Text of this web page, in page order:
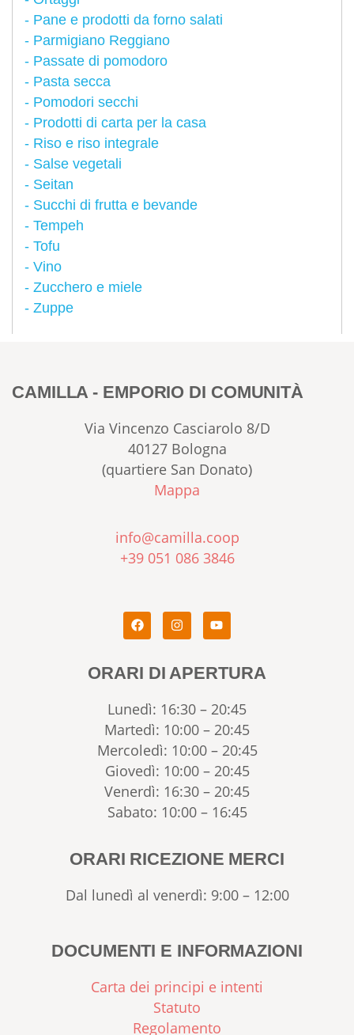
Pane e prodotti da forno salati
Parmigiano Reggiano
Passate di pomodoro
Pasta secca
Pomodori secchi
Prodotti di carta per la casa
Riso e riso integrale
Salse vegetali
Seitan
Succhi di frutta e bevande
Tempeh
Tofu
Vino
Zucchero e miele
Zuppe
CAMILLA - EMPORIO DI COMUNITÀ
Via Vincenzo Casciarolo 8/D
40127 Bologna
(quartiere San Donato)
Mappa
info@camilla.coop
+39 051 086 3846
ORARI DI APERTURA
Lunedì: 16:30 – 20:45
Martedì: 10:00 – 20:45
Mercoledì: 10:00 – 20:45
Giovedì: 10:00 – 20:45
Venerdì: 16:30 – 20:45
Sabato: 10:00 – 16:45
ORARI RICEZIONE MERCI
Dal lunedì al venerdì: 9:00 – 12:00
DOCUMENTI E INFORMAZIONI
Carta dei principi e intenti
Statuto
Regolamento